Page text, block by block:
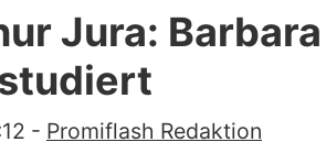
Jura:
- Promiflash Redaktion